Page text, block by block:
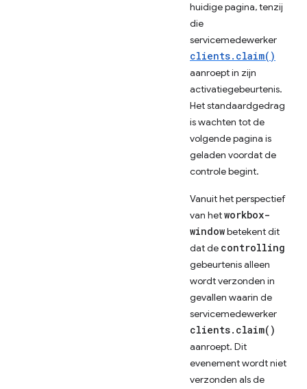
huidige pagina, tenzij
die
servicemedewerker
clients.claim()
aanroept in zijn
activatiegebeurtenis.
Het standaardgedrag
is wachten tot de
volgende pagina is
geladen voordat de
controle begint.
Vanuit het perspectief
van hetworkbox-
windowbetekent dit
dat de controlling
gebeurtenis alleen
wordt verzonden in
gevallen waarin de
servicemedewerker
clients.claim()
aanroept. Dit
evenement wordt niet
verzonden als de